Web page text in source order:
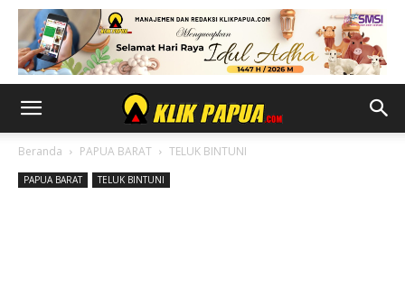
Beranda PAPUA BARAT TELUK BINTUNI
PAPUA BARAT TELUK BINTUNI